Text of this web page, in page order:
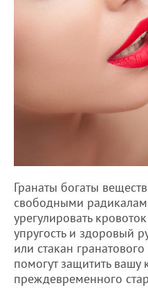
Гранаты богаты
свободными
урегулировать
упругость и здоровый
или стакан
помогут защитить вашу
преждевременного